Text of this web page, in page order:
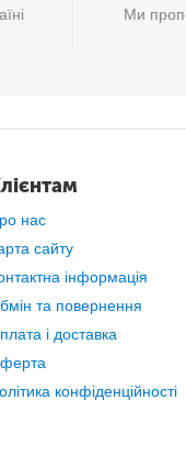
Ми
нас
сайту
інформація
та повернення
і доставка
конфіденційності